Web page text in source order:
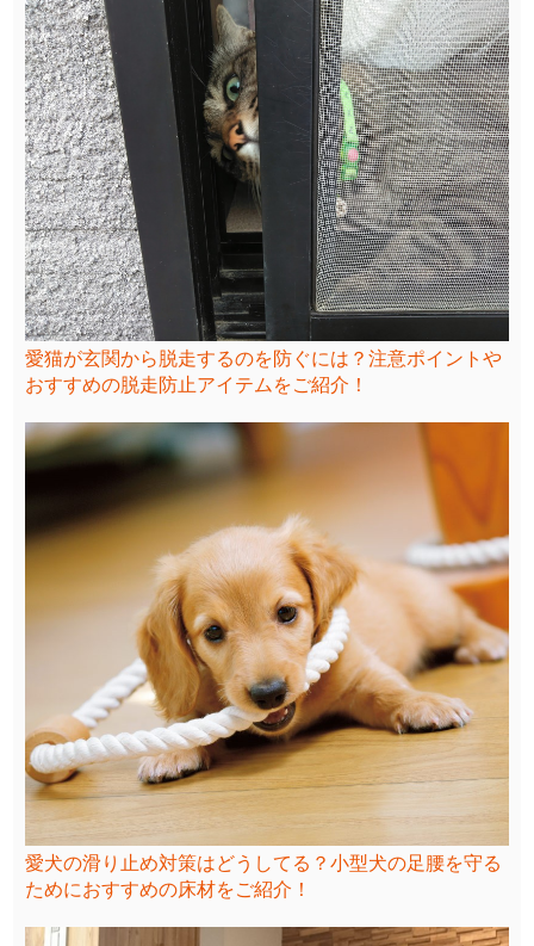
愛猫が玄関から脱走するのを防ぐには？注意ポイントや
おすすめの脱走防止アイテムをご紹介！
愛犬の滑り止め対策はどうしてる？小型犬の足腰を守る
ためにおすすめの床材をご紹介！